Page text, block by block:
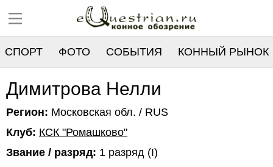
СПОРТ ФОТО СОБЫТИЯ КОННЫЙ РЫНОК
РЕЕСТР
Димитрова Нелли
Регион: Московская обл. / RUS
Клуб: КСК "Ромашково"
Звание / разряд: 1 разряд (I)